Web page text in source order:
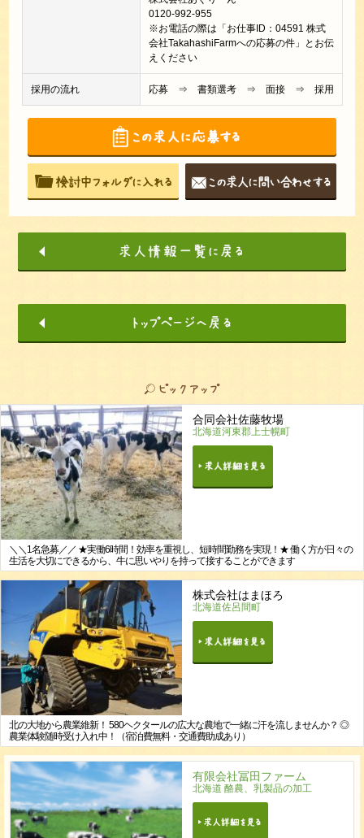
0120-992-955
※お電話の際は「お仕事ID：04591 株式
会社TakahashiFarmへの応募の件」とお伝
えください
採用の流れ 応募 ⇒ 書類選考 ⇒ 面接 ⇒ 採用
合同会社佐藤牧場
北海道河東郡上士幌町
＼＼1名急募／／ ★実働6時間！効率を重視し、短時間勤務を実現！★ 働く方が日々の
生活を大切にできるから、牛に思いやりを持って接することができます
株式会社はまほろ
北海道佐呂間町
北の大地から農業維新！ 580ヘクタールの広大な農地で一緒に汗を流しませんか？ ◎
農業体験随時受け入れ中！（宿泊費無料・交通費助成あり）
有限会社冨田ファーム
北海道 酪農、乳製品の加工